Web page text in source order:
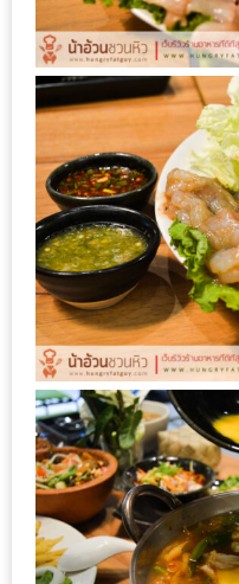
เดียว
ครบ
ที่
งาน
LEO
PRESENTS
PINGFAI
FESTIVAL
อาหาร
ญี่ปุ่น
ระดับ
พรีเมียม
พร้อม
สุ
กี้
เนื้อ